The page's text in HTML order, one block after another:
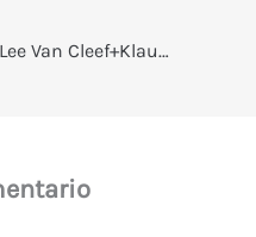
Codigo: Mercenarios (Lee Van Cleef+Klaus Kinski)